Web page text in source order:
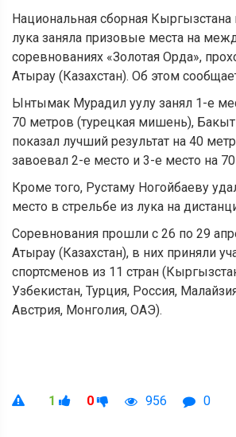
Национальная сборная Кыргызстана
лука заняла призовые места на
соревнованиях «Золотая Орда»,
Атырау (Казахстан). Об этом
Ынтымак Мурадил уулу занял 1-е
70 метров (турецкая мишень),
показал лучший результат на 40
завоевал 2-е место и 3-е место на
Кроме того, Рустаму Ногойбаеву
место в стрельбе из лука на
Соревнования прошли с 26 по 29
Атырау (Казахстан), в них приняли
спортсменов из 11 стран
Узбекистан, Турция, Россия,
Австрия, Монголия, ОАЭ).
1 0 956 0